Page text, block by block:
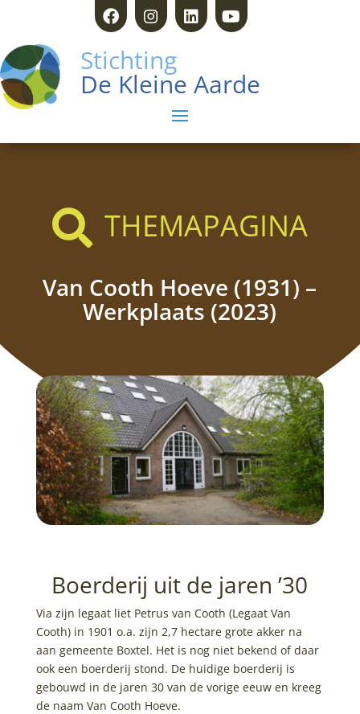
Stichting
De Kleine Aarde
 THEMAPAGINA
Van Cooth Hoeve (1931) –
Werkplaats (2023)
Boerderij uit de jaren ’30
Via zijn legaat liet Petrus van Cooth (Legaat Van
Cooth) in 1901 o.a. zijn 2,7 hectare grote akker na
aan gemeente Boxtel. Het is nog niet bekend of daar
ook een boerderij stond. De huidige boerderij is
gebouwd in de jaren 30 van de vorige eeuw en kreeg
de naam Van Cooth Hoeve.